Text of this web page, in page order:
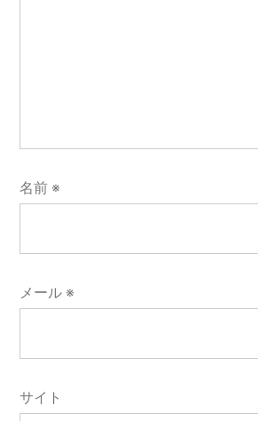
名前 ※
メール ※
サイト